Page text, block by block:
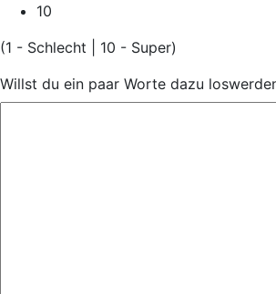
10
(1 - Schlecht | 10 - Super)
Willst du ein paar Worte dazu